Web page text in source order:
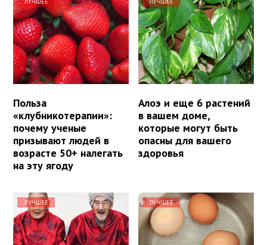
Польза
«клубникотерапии»:
почему ученые
призывают людей в
возрасте 50+ налегать
на эту ягоду
Алоэ и еще 6 растений
в вашем доме,
которые могут быть
опасны для вашего
здоровья
ЛУЧШЕЕ ЛУЧШЕЕ